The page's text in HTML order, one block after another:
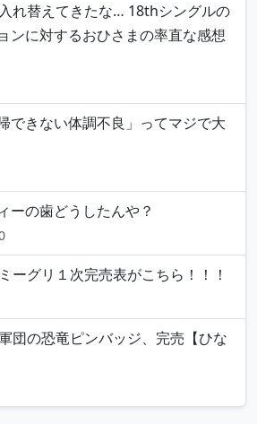
入れ替えてきたな… 18thシングルの
ンに対するおひさまの率直な感想
できない体調不良」ってマジで大
ーの歯どうしたんや？
ーグリ１次完売表がこちら！！！
団の恐竜ピンバッジ、完売【ひな